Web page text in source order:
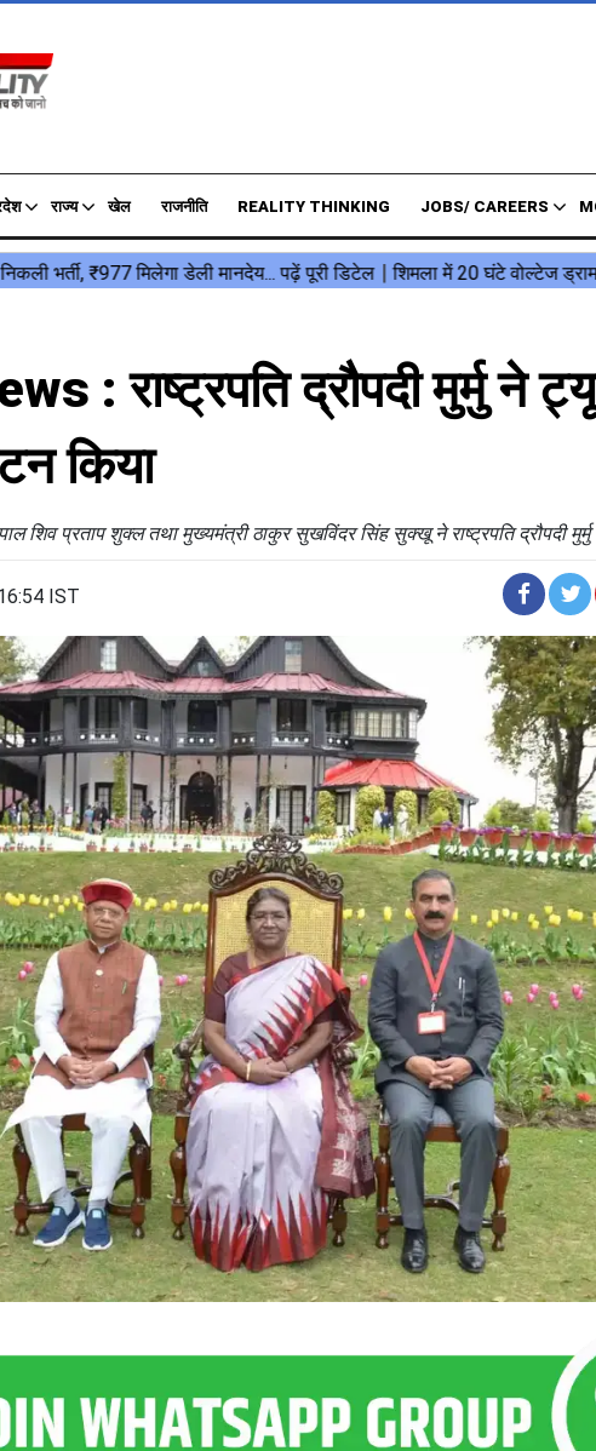
राज्य खेल राजनीति REALITY THINKING JOBS/ CAREERS
: राष्ट्रपति द्रौपदी मुर्मु ने
किया
शिव प्रताप शुक्ल तथा मुख्यमंत्री ठाकुर सुखविंदर सिंह सुक्खू ने राष्ट्रपति द्रौपदी
IST